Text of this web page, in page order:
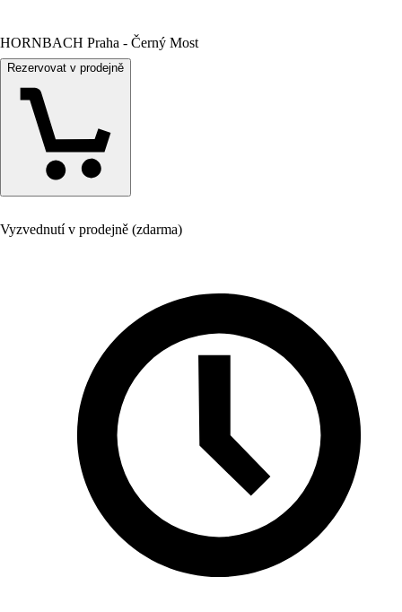
HORNBACH Praha - Černý Most
Rezervovat v prodejně
Vyzvednutí v prodejně (zdarma)